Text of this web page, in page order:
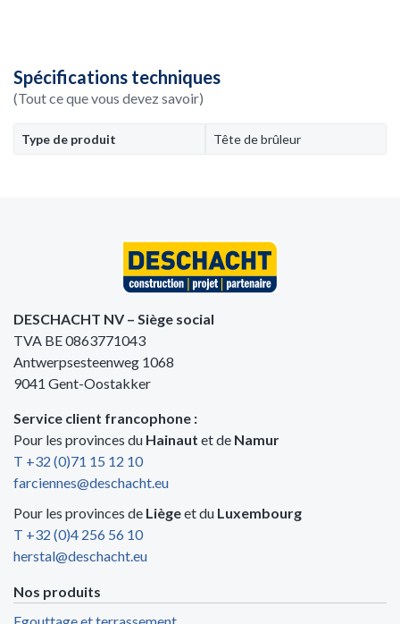
Spécifications techniques
(Tout ce que vous devez savoir)
Type de produit Tête de brûleur
DESCHACHT NV – Siège social
TVA BE 0863771043
Antwerpsesteenweg 1068
9041 Gent-Oostakker
Service client francophone :
Pour les provinces du Hainaut et de Namur
T +32 (0)71 15 12 10
farciennes@deschacht.eu
Pour les provinces de Liègeet du Luxembourg
T +32 (0)4 256 56 10
herstal@deschacht.eu
Nos produits